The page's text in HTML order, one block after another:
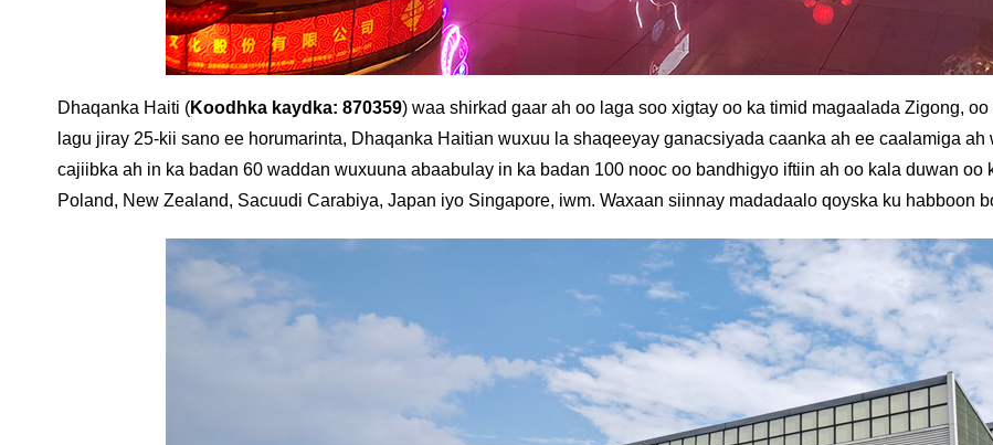
Dhaqanka Haiti (Koodhka kaydka: 870359) waa shirkad gaar ah oo laga soo xigtay oo ka timid magaalada Zigong,
lagu jiray 25-kii sano ee horumarinta, Dhaqanka Haitian wuxuu la shaqeeyay ganacsiyada caanka ah ee caalamiga
cajiibka ah in ka badan 60 waddan wuxuuna abaabulay in ka badan 100 nooc oo bandhigyo iftiin ah oo kala duwan oo
Poland, New Zealand, Sacuudi Carabiya, Japan iyo Singapore, iwm. Waxaan siinnay madadaalo qoyska ku habboon